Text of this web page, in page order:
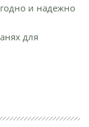
и надежно
для